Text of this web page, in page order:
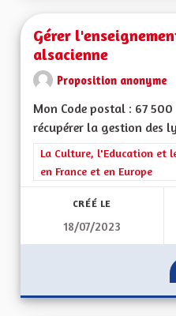
Gérer
alsacienne
Proposition anonyme
Mon Code postal : 67
récupérer la gestion des
Filtrer les résultats de la
La Culture, l'Education et
en France et en Europe
CRÉÉ LE
18/07/2023